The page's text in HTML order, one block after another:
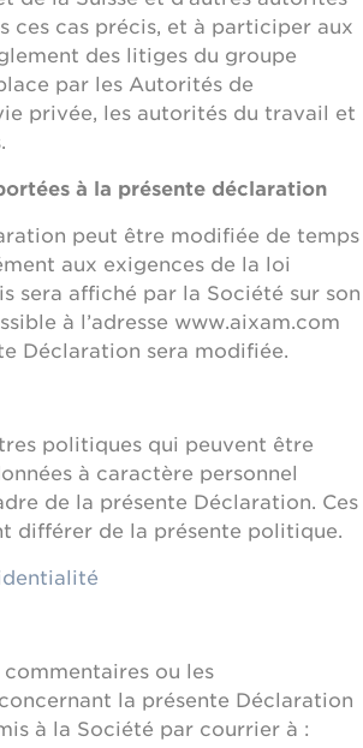
ces cas précis, et à participer aux
des litiges du groupe
par les Autorités de
privée, les autorités du travail et
à la présente déclaration
peut être modifiée de temps
aux exigences de la loi
sera affiché par la Société sur son
à l’adresse www.aixam.com
Déclaration sera modifiée.
politiques qui peuvent être
à caractère personnel
de la présente Déclaration. Ces
différer de la présente politique.
commentaires ou les
la présente Déclaration
à la Société par courrier à :